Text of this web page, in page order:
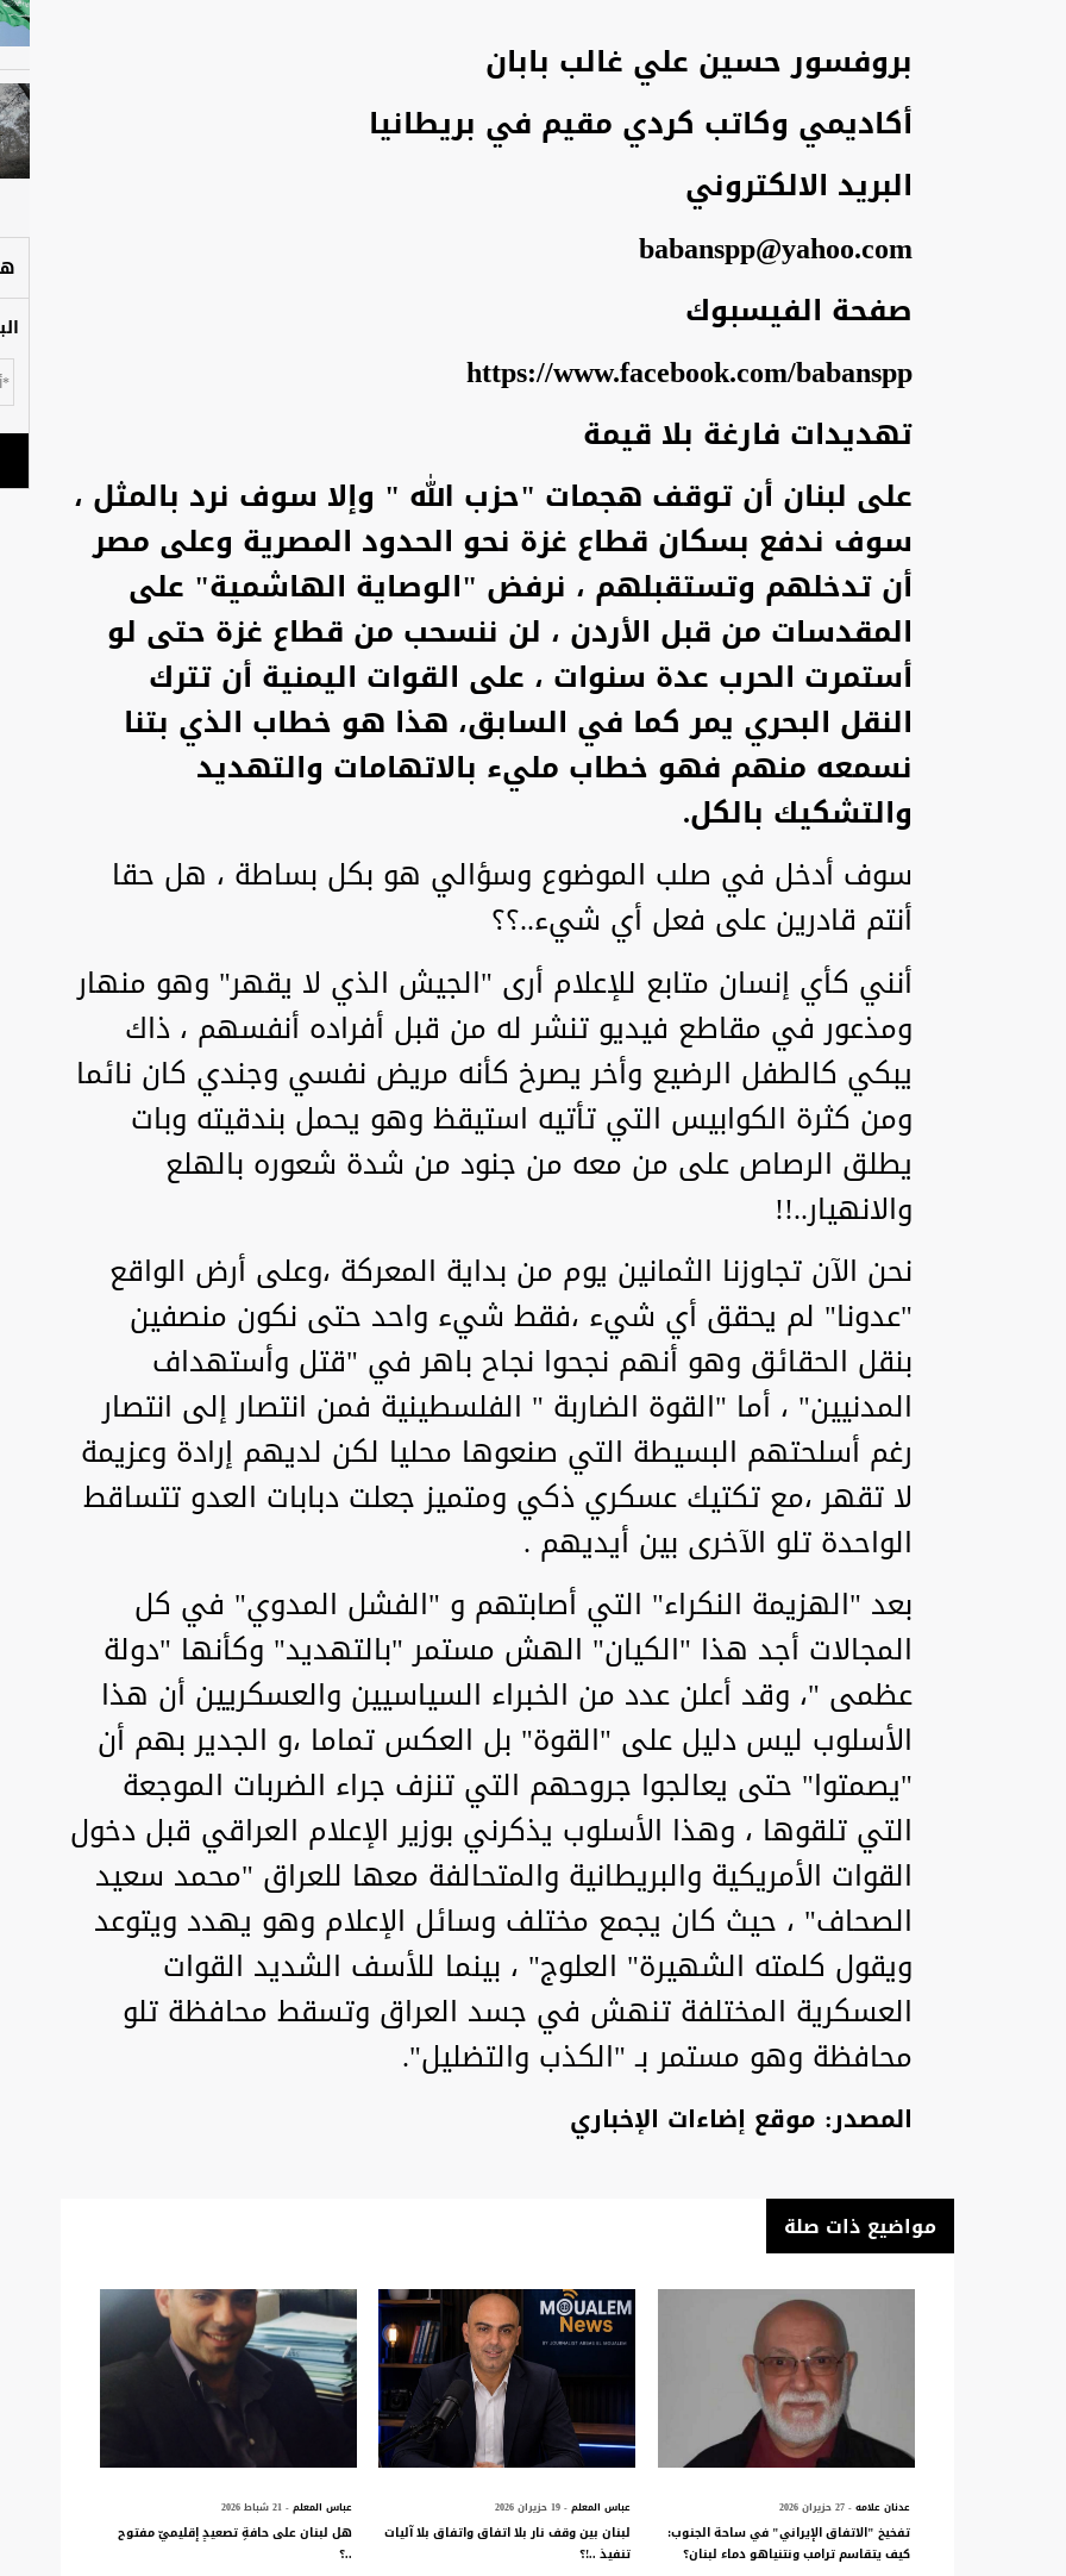
بروفسور حسين علي غالب بابان
أكاديمي وكاتب كردي مقيم في بريطانيا
البريد الالكتروني
babanspp@yahoo.com
صفحة الفيسبوك
https://www.facebook.com/babanspp
تهديدات فارغة بلا قيمة
على لبنان أن توقف هجمات "حزب الله " وإلا سوف نرد بالمثل ،
سوف ندفع بسكان قطاع غزة نحو الحدود المصرية وعلى مصر
أن تدخلهم وتستقبلهم ، نرفض "الوصاية الهاشمية" على
المقدسات من قبل الأردن ، لن ننسحب من قطاع غزة حتى لو
أستمرت الحرب عدة سنوات ، على القوات اليمنية أن تترك
النقل البحري يمر كما في السابق، هذا هو خطاب الذي بتنا
نسمعه منهم فهو خطاب مليء بالاتهامات والتهديد
والتشكيك بالكل.
سوف أدخل في صلب الموضوع وسؤالي هو بكل بساطة ، هل حقا
أنتم قادرين على فعل أي شيء..؟؟
أنني كأي إنسان متابع للإعلام أرى "الجيش الذي لا يقهر" وهو منهار
ومذعور في مقاطع فيديو تنشر له من قبل أفراده أنفسهم ، ذاك
يبكي كالطفل الرضيع وأخر يصرخ كأنه مريض نفسي وجندي كان نائما
ومن كثرة الكوابيس التي تأتيه استيقظ وهو يحمل بندقيته وبات
يطلق الرصاص على من معه من جنود من شدة شعوره بالهلع
والانهيار..!!
نحن الآن تجاوزنا الثمانين يوم من بداية المعركة ،وعلى أرض الواقع
"عدونا" لم يحقق أي شيء ،فقط شيء واحد حتى نكون منصفين
بنقل الحقائق وهو أنهم نجحوا نجاح باهر في "قتل وأستهداف
المدنيين" ، أما "القوة الضاربة " الفلسطينية فمن انتصار إلى انتصار
رغم أسلحتهم البسيطة التي صنعوها محليا لكن لديهم إرادة وعزيمة
لا تقهر ،مع تكتيك عسكري ذكي ومتميز جعلت دبابات العدو تتساقط
الواحدة تلو الآخرى بين أيديهم .
بعد "الهزيمة النكراء" التي أصابتهم و "الفشل المدوي" في كل
المجالات أجد هذا "الكيان" الهش مستمر "بالتهديد" وكأنها "دولة
عظمى "، وقد أعلن عدد من الخبراء السياسيين والعسكريين أن هذا
الأسلوب ليس دليل على "القوة" بل العكس تماما ،و الجدير بهم أن
"يصمتوا" حتى يعالجوا جروحهم التي تنزف جراء الضربات الموجعة
التي تلقوها ، وهذا الأسلوب يذكرني بوزير الإعلام العراقي قبل دخول
القوات الأمريكية والبريطانية والمتحالفة معها للعراق "محمد سعيد
الصحاف" ، حيث كان يجمع مختلف وسائل الإعلام وهو يهدد ويتوعد
ويقول كلمته الشهيرة" العلوج" ، بينما للأسف الشديد القوات
العسكرية المختلفة تنهش في جسد العراق وتسقط محافظة تلو
محافظة وهو مستمر بـ "الكذب والتضليل".
المصدر: موقع إضاءات الإخباري
مواضيع ذات صلة
عدنان علامه- 27 حزيران 2026
تفخيخ "الاتفاق الإيراني" في ساحة الجنوب:
كيف يتقاسم ترامب ونتنياهو دماء لبنان؟
عباس المعلم - 19 حزيران 2026
لبنان بين وقف نار بلا اتفاق واتفاق بلا آليات
تنفيذ ..!؟
عباس المعلم- 21 شباط 2026
هل لبنان على حافةِ تصعيدٍ إقليميّ مفتوح
..؟